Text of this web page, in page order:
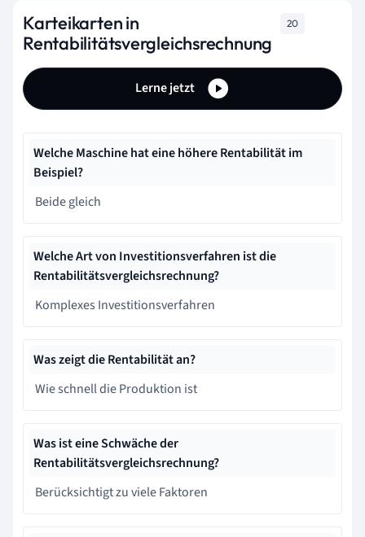
Karteikarten in
Rentabilitätsvergleichsrechnung
20
Lerne jetzt
Welche Maschine hat eine höhere Rentabilität im
Beispiel?
Beide gleich
Welche Art von Investitionsverfahren ist die
Rentabilitätsvergleichsrechnung?
Komplexes Investitionsverfahren
Was zeigt die Rentabilität an?
Wie schnell die Produktion ist
Was ist eine Schwäche der
Rentabilitätsvergleichsrechnung?
Berücksichtigt zu viele Faktoren